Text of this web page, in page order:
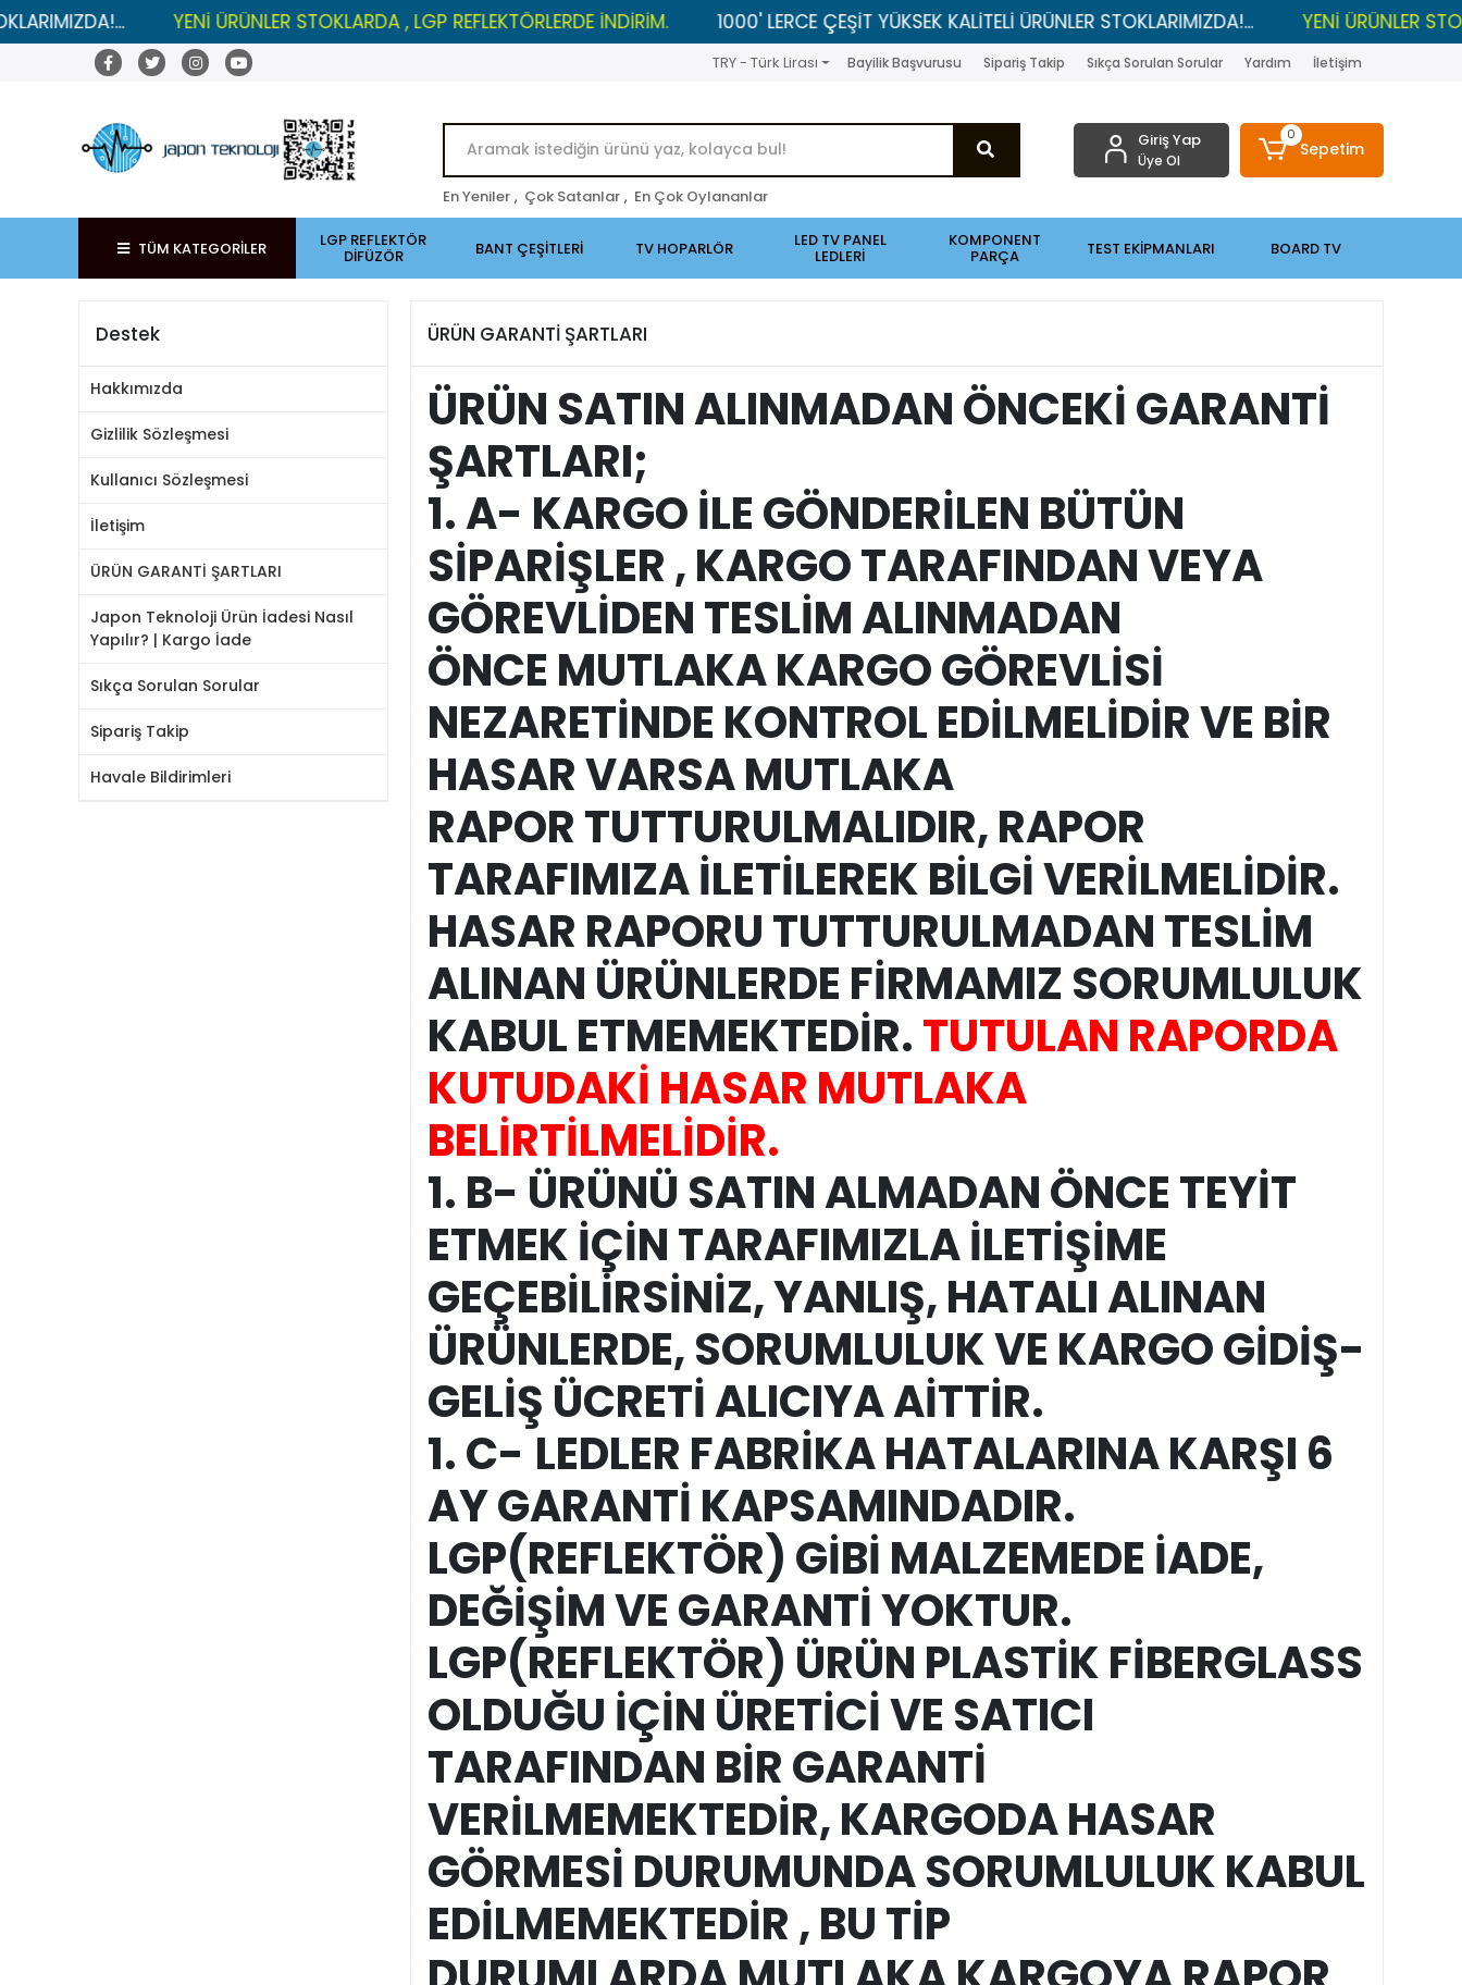
YENİ ÜRÜNLER STOKLARDA , LGP REFLEKTÖRLERDE İNDİRİM. 1000' LERCE ÇEŞİT YÜKSEK KALİTELİ ÜRÜNLER STOKLARIMIZDA!... YENİ ÜRÜNLER
TRY - Türk Lirası Bayilik Başvurusu Sipariş Takip Sıkça Sorulan Sorular Yardım İletişim
En Yeniler , Çok Satanlar , En Çok Oylananlar
Giriş Yap
Üye Ol
0
Sepetim
TÜM KATEGORİLER LGP REFLEKTÖR
DİFÜZÖR BANT ÇEŞİTLERİ TV HOPARLÖR LED TV PANEL
LEDLERİ
KOMPONENT
PARÇA TEST EKİPMANLARI BOARD TV
Destek
Hakkımızda
Gizlilik Sözleşmesi
Kullanıcı Sözleşmesi
İletişim
ÜRÜN GARANTİ ŞARTLARI
Japon Teknoloji Ürün İadesi Nasıl
Yapılır? | Kargo İade
Sıkça Sorulan Sorular
Sipariş Takip
Havale Bildirimleri
ÜRÜN GARANTİ ŞARTLARI
ÜRÜN SATIN ALINMADAN ÖNCEKİ GARANTİ
ŞARTLARI;
1. A- KARGO İLE GÖNDERİLEN BÜTÜN
SİPARİŞLER , KARGO TARAFINDAN VEYA
GÖREVLİDEN TESLİM ALINMADAN
ÖNCE MUTLAKA KARGO GÖREVLİSİ
NEZARETİNDE KONTROL EDİLMELİDİR VE BİR
HASAR VARSA MUTLAKA
RAPOR TUTTURULMALIDIR, RAPOR
TARAFIMIZA İLETİLEREK BİLGİ VERİLMELİDİR.
HASAR RAPORU TUTTURULMADAN TESLİM
ALINAN ÜRÜNLERDE FİRMAMIZ SORUMLULUK
KABUL ETMEMEKTEDİR.TUTULAN RAPORDA
KUTUDAKİ HASAR MUTLAKA
BELİRTİLMELİDİR.
1. B- ÜRÜNÜ SATIN ALMADAN ÖNCE TEYİT
ETMEK İÇİN TARAFIMIZLA İLETİŞİME
GEÇEBİLİRSİNİZ, YANLIŞ, HATALI ALINAN
ÜRÜNLERDE, SORUMLULUK VE KARGO GİDİŞ-
GELİŞ ÜCRETİ ALICIYA AİTTİR.
1. C- LEDLER FABRİKA HATALARINA KARŞI 6
AY GARANTİ KAPSAMINDADIR.
LGP(REFLEKTÖR) GİBİ MALZEMEDE İADE,
DEĞİŞİM VE GARANTİ YOKTUR.
LGP(REFLEKTÖR) ÜRÜN PLASTİK FİBERGLASS
OLDUĞU İÇİN ÜRETİCİ VE SATICI
TARAFINDAN BİR GARANTİ
VERİLMEMEKTEDİR, KARGODA HASAR
GÖRMESİ DURUMUNDA SORUMLULUK KABUL
EDİLMEMEKTEDİR , BU TİP